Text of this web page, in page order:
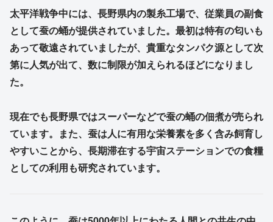
太平洋戦争中には、長野県内の製糸工場で、従業員の副食
として蚕の蛹が提供されていました。最初は特有の匂いも
あって敬遠されていましたが、貴重なタンパク源として次
第に人気が出て、数に制限が加えられるほどになりまし
た。
現在でも長野県ではスーパーなどで蚕の蛹の佃煮が売られ
ています。また、蚕は人に有用な栄養素を多く含み飼育し
やすいことから、長期滞在する宇宙ステーションでの食糧
としての利用も研究されています。